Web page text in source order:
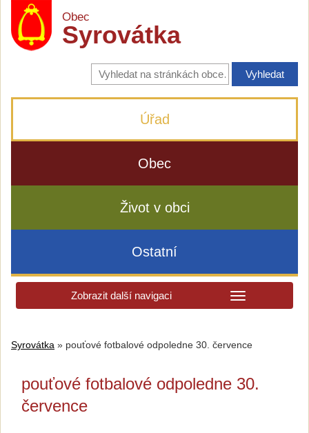
Obec
Syrovátka
Vyhledávání
na
stránkách
Úřad
Obec
Život v obci
Ostatní
Zobrazit další navigaci
Syrovátka » pouťové fotbalové odpoledne 30. července
pouťové fotbalové odpoledne 30.
července